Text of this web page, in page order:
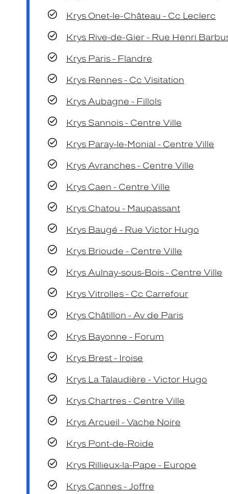
Krys Onet-le-Château - Cc Leclerc
Krys Rive-de-Gier - Rue Henri
Krys Paris - Flandre
Krys Rennes - Cc Visitation
Krys Aubagne - Fillols
Krys Sannois - Centre Ville
Krys Paray-le-Monial - Centre Ville
Krys Avranches - Centre Ville
Krys Caen - Centre Ville
Krys Chatou - Maupassant
Krys Baugé - Rue Victor Hugo
Krys Brioude - Centre Ville
Krys Aulnay-sous-Bois - Centre Ville
Krys Vitrolles - Cc Carrefour
Krys Châtillon - Av de Paris
Krys Bayonne - Forum
Krys Brest - Iroise
Krys La Talaudière - Victor Hugo
Krys Chartres - Centre Ville
Krys Arcueil - Vache Noire
Krys Pont-de-Roide
Krys Rillieux-la-Pape - Europe
Krys Cannes - Joffre